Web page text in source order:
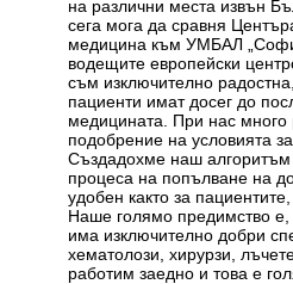
на различни места извън
сега мога да сравня
медицина към УМБАЛ
водещите европейски
съм изключително
пациенти имат досег до
медицината. При нас много
подобрение на условията
Създадохме наш
процеса на попълване на
удобен както за
Наше голямо предимство
има изключително добри
хематолози, хирурзи,
работим заедно и това е